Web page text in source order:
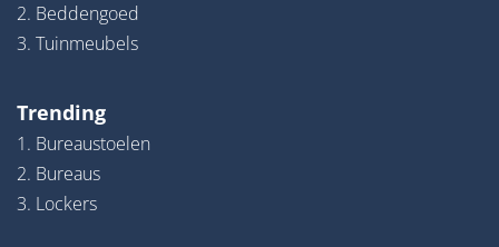
2. Beddengoed
3. Tuinmeubels
Trending
1. Bureaustoelen
2. Bureaus
3. Lockers